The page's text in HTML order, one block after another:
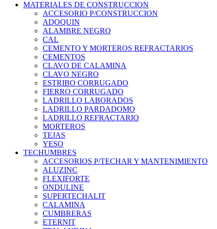
MATERIALES DE CONSTRUCCION
ACCESORIO P/CONSTRUCCION
ADOQUIN
ALAMBRE NEGRO
CAL
CEMENTO Y MORTEROS REFRACTARIOS
CEMENTOS
CLAVO DE CALAMINA
CLAVO NEGRO
ESTRIBO CORRUGADO
FIERRO CORRUGADO
LADRILLO LABORADOS
LADRILLO PARDADOMO
LADRILLO REFRACTARIO
MORTEROS
TEJAS
YESO
TECHUMBRES
ACCESORIOS P/TECHAR Y MANTENIMIENTO
ALUZINC
FLEXIFORTE
ONDULINE
SUPERTECHALIT
CALAMINA
CUMBRERAS
ETERNIT